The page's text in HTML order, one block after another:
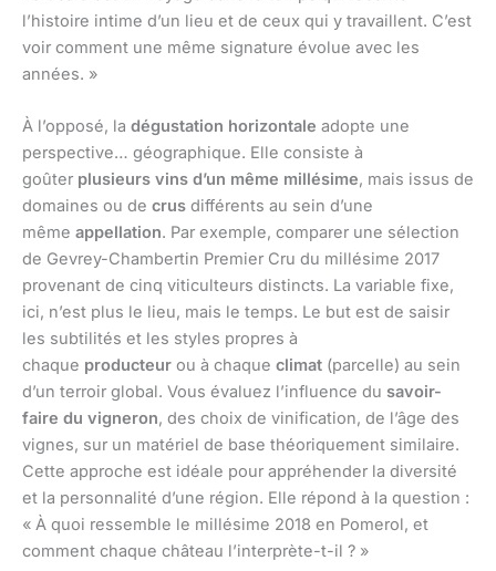
l’histoire intime d’un lieu et de ceux qui y travaillent. C’est
voir comment une même signature évolue avec les
années. »
À l’opposé, la dégustation horizontale adopte une
perspective… géographique. Elle consiste à
goûter plusieurs vins d’un même millésime, mais issus de
domaines ou de crus différents au sein d’une
même appellation. Par exemple, comparer une sélection
de Gevrey-Chambertin Premier Cru du millésime 2017
provenant de cinq viticulteurs distincts. La variable fixe,
ici, n’est plus le lieu, mais le temps. Le but est de saisir
les subtilités et les styles propres à
chaque producteur ou à chaque climat (parcelle) au sein
d’un terroir global. Vous évaluez l’influence du savoir-
faire du vigneron, des choix de vinification, de l’âge des
vignes, sur un matériel de base théoriquement similaire.
Cette approche est idéale pour appréhender la diversité
et la personnalité d’une région. Elle répond à la question :
« À quoi ressemble le millésime 2018 en Pomerol, et
comment chaque château l’interprète-t-il ? »